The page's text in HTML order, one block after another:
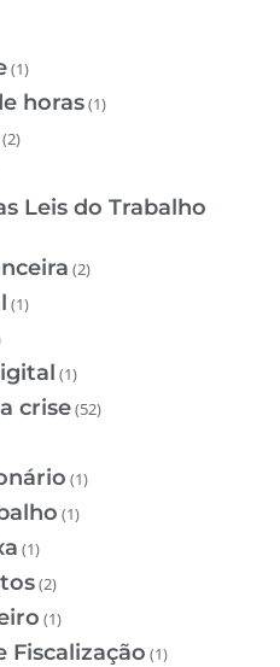
(1)
horas(1)
(2)
Leis do Trabalho
(2)
(1)
(1)
crise(52)
(1)
(1)
(1)
(2)
(1)
Fiscalização (1)